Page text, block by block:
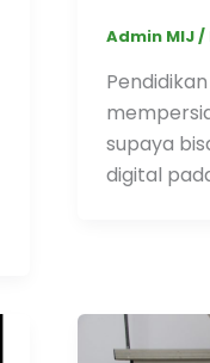
Admin MIJ/
supaya
digital